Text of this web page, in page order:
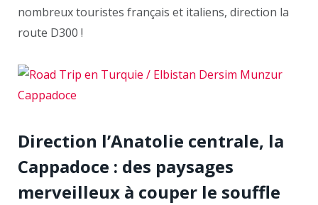
nombreux touristes français et italiens, direction la
route D300 !
Direction l’Anatolie centrale, la
Cappadoce : des paysages
merveilleux à couper le souffle